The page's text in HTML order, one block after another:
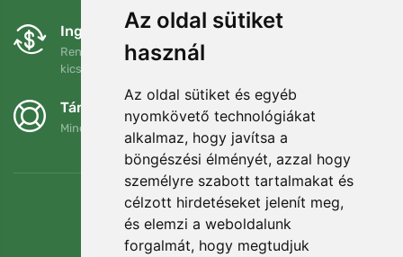
Az oldal sütiket
használ
Az oldal sütiket és egyéb
nyomkövető technológiákat
alkalmaz, hogy javítsa a
böngészési élményét, azzal hogy
személyre szabott tartalmakat és
célzott hirdetéseket jelenít meg,
és elemzi a weboldalunk
forgalmát, hogy megtudjuk
Ingyenes csere és visszaküldés
Rendelését 90 napon belül bármikor visszaküldheti vagy
kicserélheti.
Támogatjuk a Trees.org-ot
Minden megrendelésért ültetünk egy fát! Bővebben